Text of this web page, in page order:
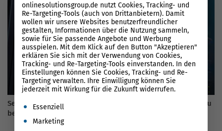
Server Umzug Checkliste 2026 – Was beim Hosterwechsel zu
beachten ist
onlinesolutionsgroup.de nutzt Cookies, Tracking- und
Re-Targeting-Tools (auch von Drittanbietern). Damit
wollen wir unsere Websites benutzerfreundlicher
gestalten, Informationen über die Nutzung sammeln,
sowie für Sie passende Angebote und Werbung
ausspielen. Mit dem Klick auf den Button "Akzeptieren"
erklären Sie sich mit der Verwendung von Cookies,
Tracking- und Re-Targeting-Tools einverstanden. In den
Einstellungen können Sie Cookies, Tracking- und Re-
Targeting verwalten. Ihre Einwilligung können Sie
jederzeit mit Wirkung für die Zukunft widerrufen.
Es folgt eine Liste der Service-Gruppen, für die eine
Essenziell
Marketing